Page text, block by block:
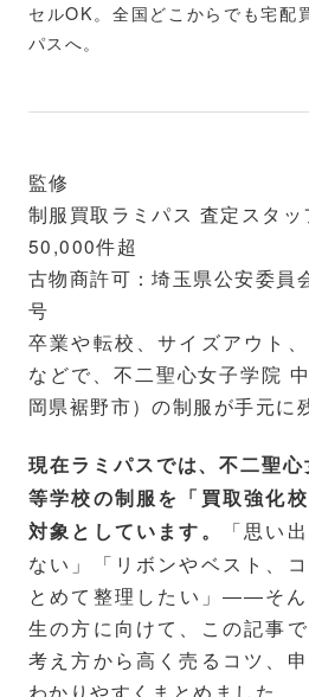
セルOK。全国どこからでも宅配
パスへ。
監修
制服買取ラミパス 査定スタ
50,000件超
古物商許可：埼玉県公安委
号
卒業や転校、サイズアウト
などで、不二聖心女子学院
岡県裾野市）の制服が手元に
現在ラミパスでは、不二聖
等学校の制服を「買取強化
対象としています。
「思い
ない」「リボンやベスト、
とめて整理したい」――そん
生の方に向けて、この記事
考え方から高く売るコツ、
わかりやすくまとめました。